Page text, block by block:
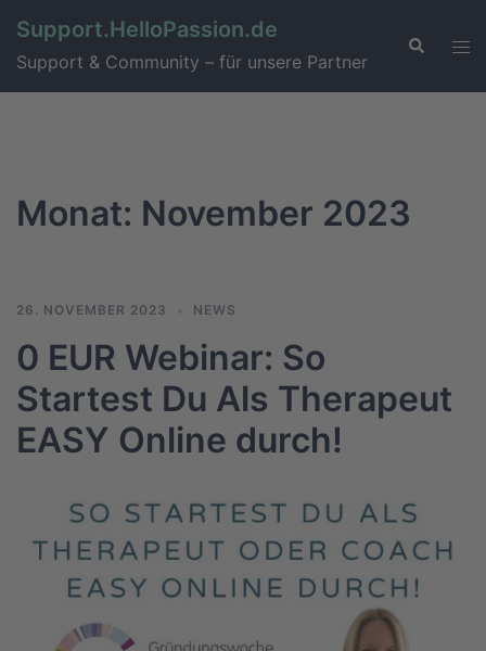
Support.HelloPassion.de
Support & Community – für unsere Partner
Monat: November 2023
26. NOVEMBER 2023 NEWS
0 EUR Webinar: So
Startest Du Als Therapeut
EASY Online durch!